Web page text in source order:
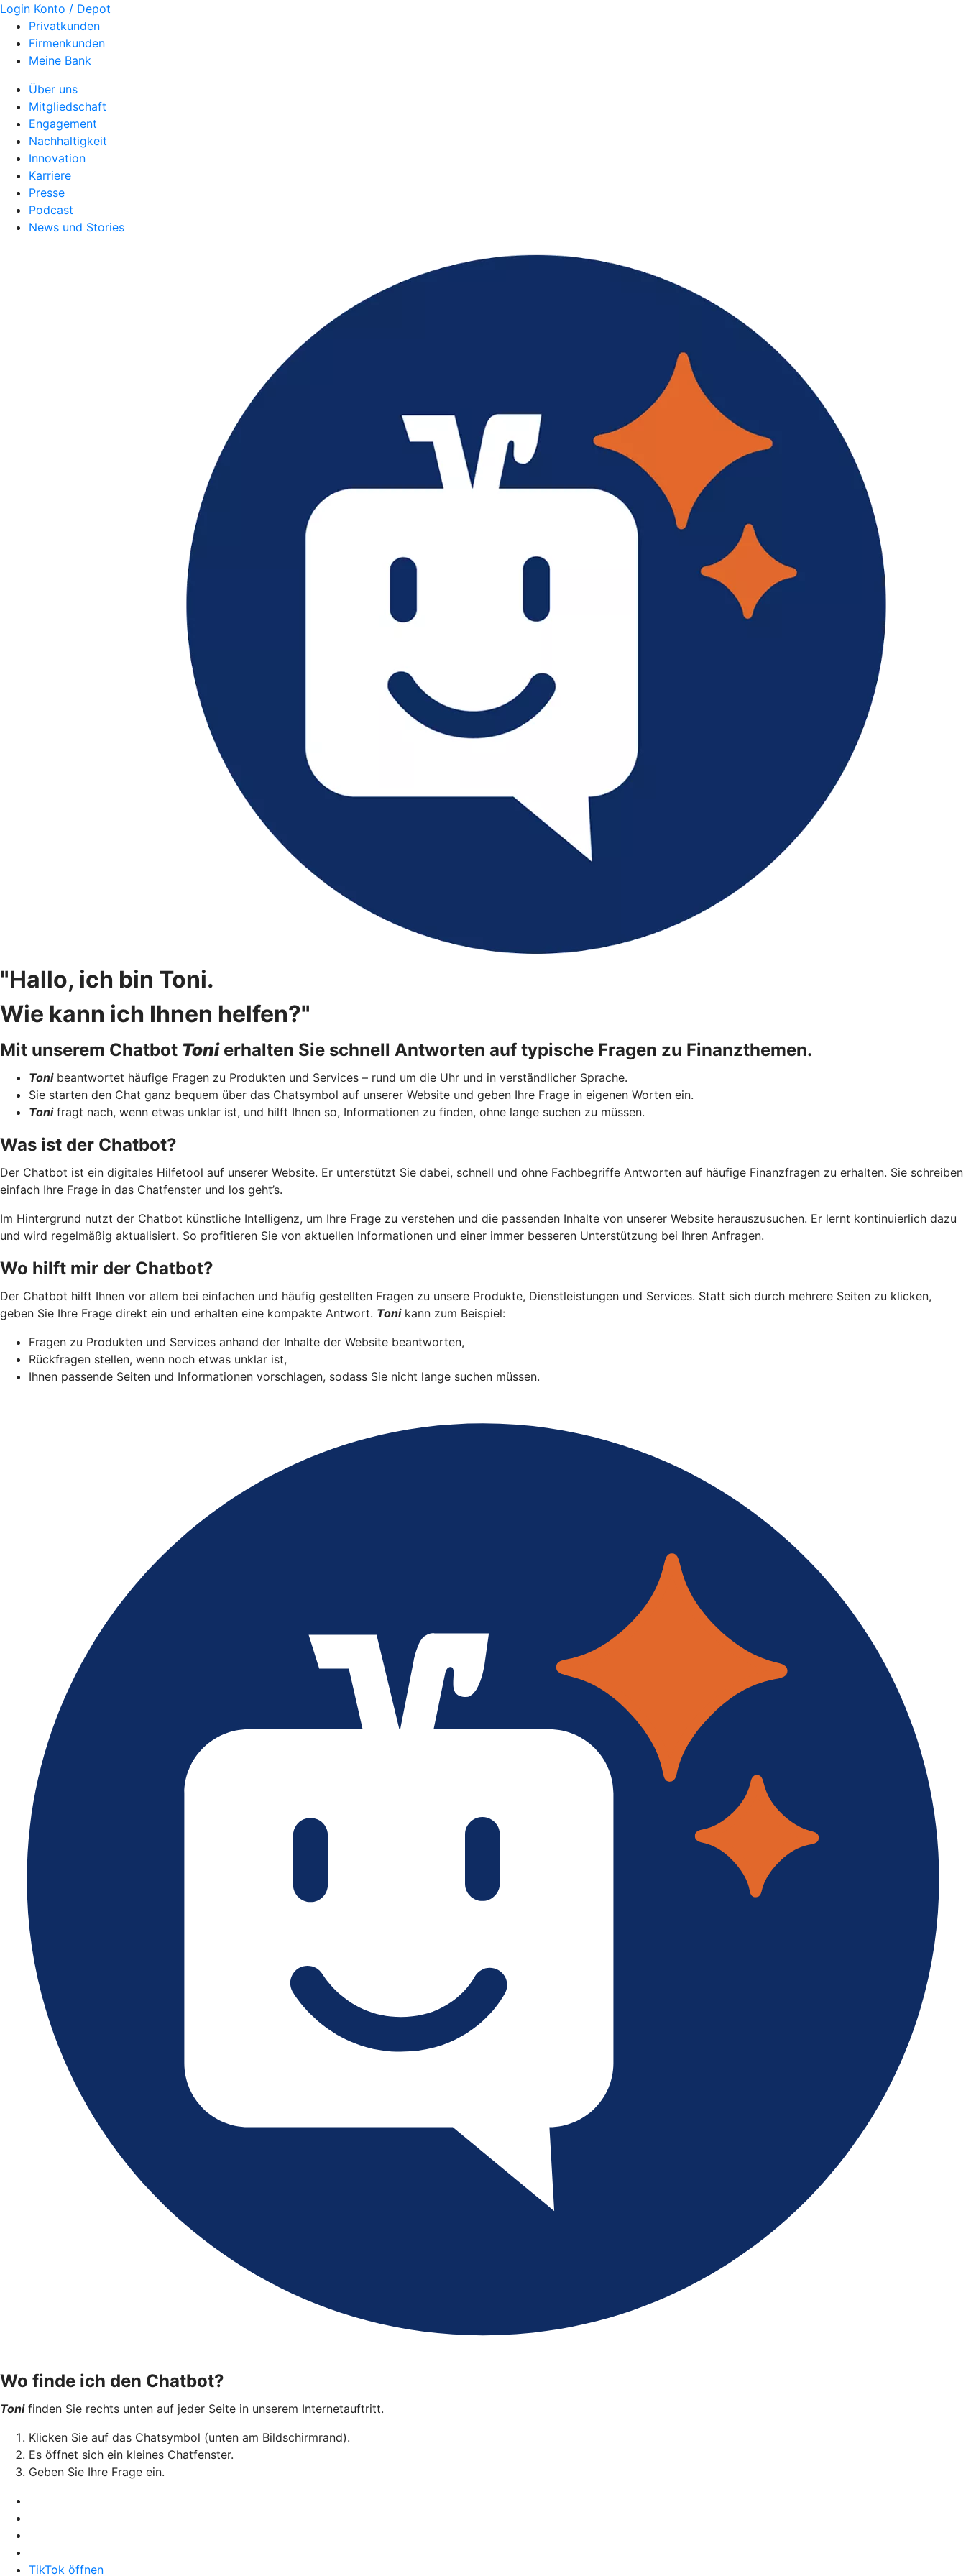
Login Konto / Depot
Privatkunden
Firmenkunden
Meine Bank
Über uns
Mitgliedschaft
Engagement
Nachhaltigkeit
Innovation
Karriere
Presse
Podcast
News und Stories
"Hallo, ich bin Toni.
Wie kann ich Ihnen helfen?"
Mit unserem Chatbot Tonierhalten Sie schnell Antworten auf typische Fragen zu Finanzthemen.
Tonibeantwortet häufige Fragen zu Produkten und Services – rund um die Uhr und in verständlicher Sprache.
Sie starten den Chat ganz bequem über das Chatsymbol auf unserer Website und geben Ihre Frage in eigenen Worten ein.
Tonifragt nach, wenn etwas unklar ist, und hilft Ihnen so, Informationen zu finden, ohne lange suchen zu müssen.
Was ist der Chatbot?
Der Chatbot ist ein digitales Hilfetool auf unserer Website. Er unterstützt Sie dabei, schnell und ohne Fachbegriffe Antworten auf häufige Finanzfragen zu erhalten. Sie schreiben
einfach Ihre Frage in das Chatfenster und los geht’s.
Im Hintergrund nutzt der Chatbot künstliche Intelligenz, um Ihre Frage zu verstehen und die passenden Inhalte von unserer Website herauszusuchen. Er lernt kontinuierlich dazu
und wird regelmäßig aktualisiert. So profitieren Sie von aktuellen Informationen und einer immer besseren Unterstützung bei Ihren Anfragen.
Wo hilft mir der Chatbot?
Der Chatbot hilft Ihnen vor allem bei einfachen und häufig gestellten Fragen zu unsere Produkte, Dienstleistungen und Services. Statt sich durch mehrere Seiten zu klicken,
geben Sie Ihre Frage direkt ein und erhalten eine kompakte Antwort. Tonikann zum Beispiel:
Fragen zu Produkten und Services anhand der Inhalte der Website beantworten,
Rückfragen stellen, wenn noch etwas unklar ist,
Ihnen passende Seiten und Informationen vorschlagen, sodass Sie nicht lange suchen müssen.
Wo finde ich den Chatbot?
Tonifinden Sie rechts unten auf jeder Seite in unserem Internetauftritt.
Klicken Sie auf das Chatsymbol (unten am Bildschirmrand).
Es öffnet sich ein kleines Chatfenster.
Geben Sie Ihre Frage ein.
TikTok öffnen